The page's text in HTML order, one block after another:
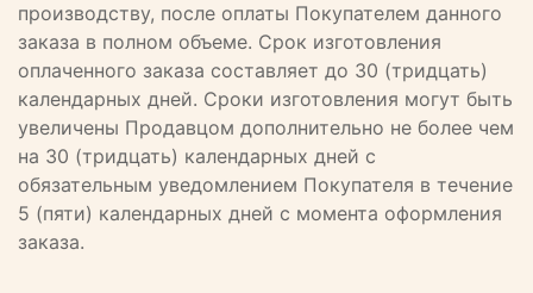
производству, после оплаты Покупателем данного
заказа в полном объеме. Срок изготовления
оплаченного заказа составляет до 30 (тридцать)
календарных дней. Сроки изготовления могут быть
увеличены Продавцом дополнительно не более чем
на 30 (тридцать) календарных дней с
обязательным уведомлением Покупателя в течение
5 (пяти) календарных дней с момента оформления
заказа.